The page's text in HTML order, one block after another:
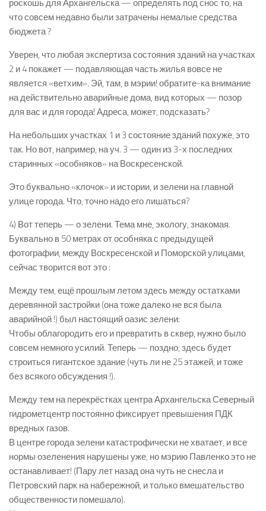
что совсем недавно были затрачены немалые средства
бюджета ?
Уверен, что любая экспертиза состояния зданий на участках
2 и 4 покажет — подавляющая часть жилья вовсе не
является «ветхим». Эй, там, в мэрии! обратите-ка внимание
на действительно аварийные дома, вид которых — позор
для вас и для города! Адреса, может, подсказать?
На небольших участках 1 и 3 состояние зданий похуже, это
так. Но вот, например, на уч. 3 — один из 3-х последних
старинных «особняков» на Воскресенской.
Это буквально «клочок» и истории, и зелени на главной
улице города. Что, точно надо его лишаться?
4) Вот теперь — о зелени. Тема мне, экологу, знакомая.
Буквально в 50 метрах от особняка с предыдущей
фотографии, между Воскресенской и Поморской улицами,
сейчас творится вот это :
Между тем, ещё прошлым летом здесь между остатками
деревянной застройки (она тоже далеко не вся была
аварийной !) был настоящий оазис зелени:
Чтобы облагородить его и превратить в сквер, нужно было
совсем немного усилий. Теперь — поздно, здесь будет
строиться гигантское здание (чуть ли не 25 этажей, и тоже
без всякого обсуждения !).
Между тем на перекрёстках центра Архангельска Северный
гидрометцентр постоянно фиксирует превышения ПДК
вредных газов.
В центре города зелени катастрофически не хватает, и все
нормы озеленения нарушены уже, но мэрию Павленко это не
останавливает! (Пару лет назад она чуть не снесла и
Петровский парк на набережной, и только вмешательство
общественности помешало).